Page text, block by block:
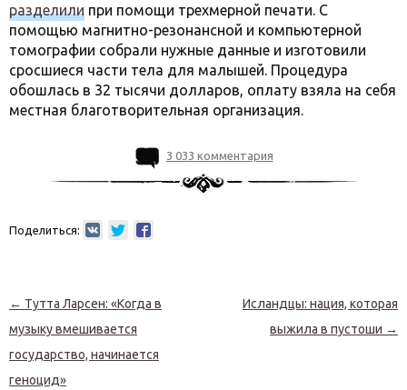
разделили при помощи трехмерной печати. С
помощью магнитно-резонансной и компьютерной
томографии собрали нужные данные и изготовили
сросшиеся части тела для малышей. Процедура
обошлась в 32 тысячи долларов, оплату взяла на себя
местная благотворительная организация.
3 033 комментария
Поделиться:
Навигация по записям
← Тутта Ларсен: «Когда в
музыку вмешивается
государство, начинается
геноцид»
Исландцы: нация, которая
выжила в пустоши →